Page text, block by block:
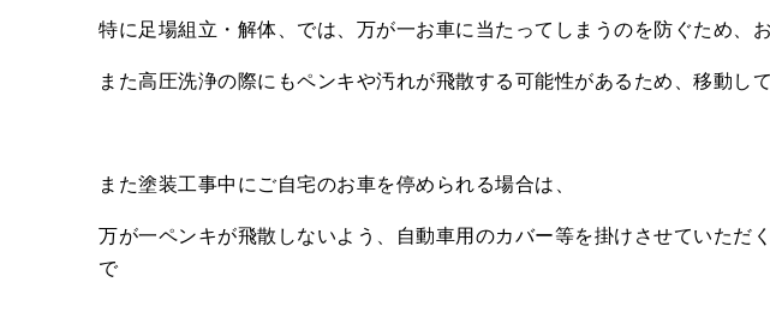
特に足場組立・解体、では、万が一お車に当たってしまうのを防ぐため、
また高圧洗浄の際にもペンキや汚れが飛散する可能性があるため、移動して
また塗装工事中にご自宅のお車を停められる場合は、
万が一ペンキが飛散しないよう、自動車用のカバー等を掛けさせていただ
で